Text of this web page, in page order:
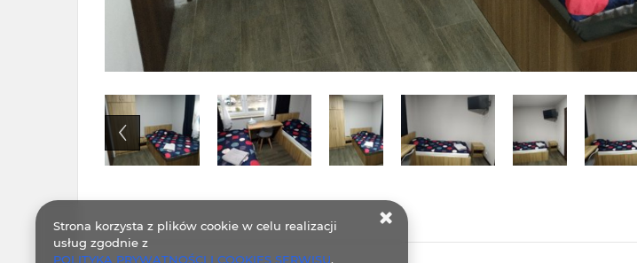
Strona korzysta z plików cookie w celu realizacji
usług zgodnie z
POLITYKA PRYWATNOŚCI I COOKIES SERWISU.